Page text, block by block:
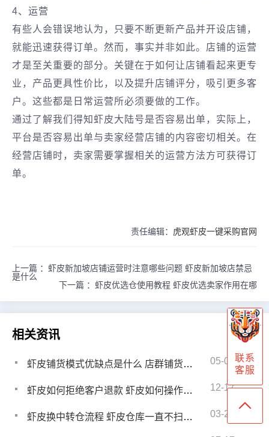
4、运营
有些人会错误地认为，只要不断更新产品并开设店铺，
就能迅速获得订单。然而，事实并非如此。店铺的运营
才是至关重要的部分。关键在于如何让店铺看起来更专
业，产品更具性价比，以及提升店铺评分，吸引更多客
户。这些都是日常运营所必须要做的工作。
通过了解我们得知虾皮大陆号是否容易出单，实际上，
平台是否容易出单与卖家经营店铺的内容密切相关。在
经营店铺时，卖家需要掌握相关的运营方法方可获得订
单。
责任编辑： 虎观虾皮一键采购官网
上一篇 ： 虾皮新加坡店铺运营时注意哪些问题 虾皮新加坡店禁忌
是什么
下一篇 ： 虾皮优选仓使用教程 虾皮优选卖家作用在哪
相关资讯
虾皮铺货模式优缺点是什么 店群铺货优势和劣势有哪些 05-09
虾皮如何拒绝客户退款 虾皮如何操作退货退款 12-17
虾皮换中转仓流程 虾皮仓库一直不扫描怎么回事 03-21
联系
客服